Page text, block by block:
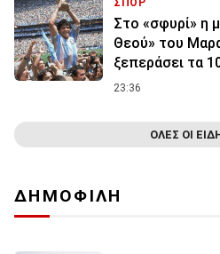
ΣΠΟΡ
Στο «σφυρί» η
Θεού» του
ξεπεράσει τα
23:36
ΟΛΕΣ ΟΙ
ΔΗΜΟΦΙΛΗ